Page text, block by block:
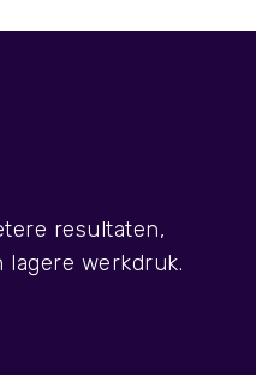
resultaten,
werkdruk.